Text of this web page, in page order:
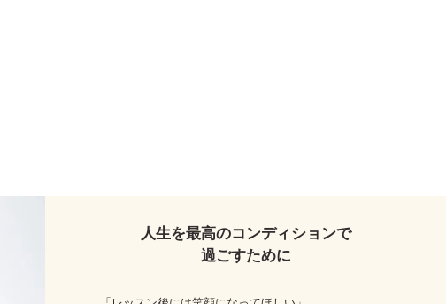
​人生を最高のコンディションで
過ごすために